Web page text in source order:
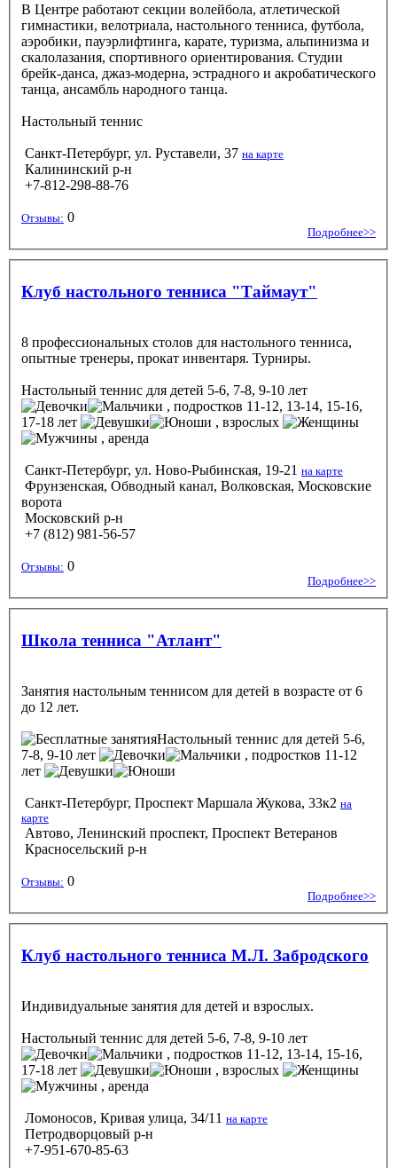
В Центре работают секции волейбола, атлетической
гимнастики, велотриала, настольного тенниса, футбола,
аэробики, пауэрлифтинга, карате, туризма, альпинизма и
скалолазания, спортивного ориентирования. Студии
брейк-данса, джаз-модерна, эстрадного и акробатического
танца, ансамбль народного танца.
Настольный теннис
Санкт-Петербург, ул. Руставели, 37 на карте
Калининский р-н
+7-812-298-88-76
Отзывы: 0
Подробнее>>
Клуб настольного тенниса "Таймаут"
8 профессиональных столов для настольного тенниса,
опытные тренеры, прокат инвентаря. Турниры.
Настольный теннис для детей 5-6, 7-8, 9-10 лет
, подростков 11-12, 13-14, 15-16,
17-18 лет
, взрослых
, аренда
Санкт-Петербург, ул. Ново-Рыбинская, 19-21 на карте
Фрунзенская, Обводный канал, Волковская, Московские
ворота
Московский р-н
+7 (812) 981-56-57
Отзывы: 0
Подробнее>>
Школа тенниса "Атлант"
Занятия настольным теннисом для детей в возрасте от 6
до 12 лет.
Настольный теннис для детей 5-6,
7-8, 9-10 лет
, подростков 11-12
лет
Санкт-Петербург, Проспект Маршала Жукова, 33к2 на
карте
Автово, Ленинский проспект, Проспект Ветеранов
Красносельский р-н
Отзывы: 0
Подробнее>>
Клуб настольного тенниса М.Л. Забродского
Индивидуальные занятия для детей и взрослых.
Настольный теннис для детей 5-6, 7-8, 9-10 лет
, подростков 11-12, 13-14, 15-16,
17-18 лет
, взрослых
, аренда
Ломоносов, Кривая улица, 34/11 на карте
Петродворцовый р-н
+7-951-670-85-63